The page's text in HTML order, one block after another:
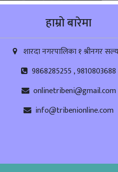
हाम्रो बारेमा
शारदा नगरपालिका १ श्रीनगर
9868285255 , 9810803688
onlinetribeni@gmail.com
info@tribenionline.com